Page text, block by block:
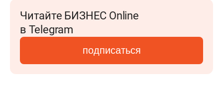
Читайте БИЗНЕС Online
в Telegram
подписаться